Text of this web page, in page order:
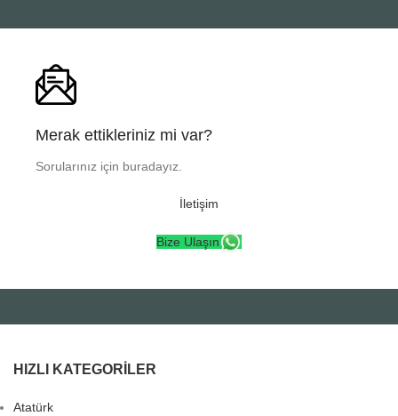
Merak ettikleriniz mi var?
Sorularınız için buradayız.
İletişim
Bize Ulaşın
HIZLI KATEGORILER
Atatürk